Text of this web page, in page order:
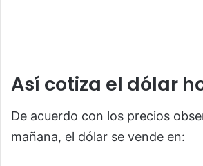
Así cotiza el dólar
De acuerdo con los precios
mañana, el dólar se vende en: